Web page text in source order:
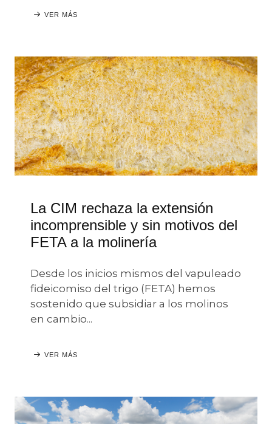
VER MÁS
La CIM rechaza la extensión
incomprensible y sin motivos del
FETA a la molinería
Desde los inicios mismos del vapuleado
fideicomiso del trigo (FETA) hemos
sostenido que subsidiar a los molinos
en cambio...
VER MÁS